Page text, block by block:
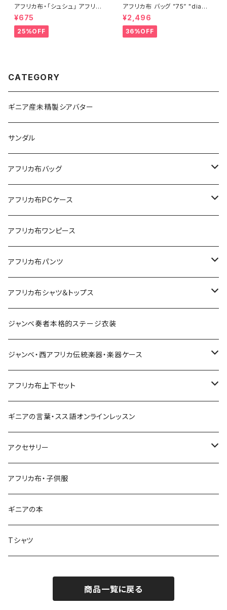
アフリカ布・「シュシュ」 アフリカ
ンプリント パーニュ カンガ キテ
ンゲ トートバッグ エコバッグ ギ
ニア フェアトレード INUWALIA
FRICA
¥675
25%OFF
アフリカ布 バッグ ”75” "diamo
nds " アフリカンプリント パー
ニュ カンガ キテンゲ トートバッ
グ エコバッグ ギニア フェアトレ
ード INUWALIAFRICA
¥2,496
36%OFF
CATEGORY
ギニア産未精製シアバター
サンダル
アフリカ布バッグ
Sac shopping rond
Sac shopping carré
petit carré
Pochette
Sacoche
アフリカ布PCケース
アフリカ布iPadケース
アフリカ布ワンピース
アフリカ布パンツ
レディースパンツ
Pantalon Gaucho
Pantalon bermuda
ワイドパンツ♡7分丈
ワイドパンツ♡ロング
ワイドパンツハイウエスト
男女兼用パンツ
アフリカ布シャツ＆トップス
男女兼用シャツ
レディーストップス
ジャンベ奏者本格的ステージ衣装
ジャンベ・西アフリカ伝統楽器・楽器ケース
ジャンベ
ジャンベケース
ドゥンドゥン ベル
アフリカ布上下セット
男女兼用シャツ＆パンツセット
ギニアの言葉・スス語オンラインレッスン
アクセサリー
キーホルダー
ネックレス
ブレスレット
アフリカ布・子供服
ギニアの本
Tシャツ
商品一覧に戻る